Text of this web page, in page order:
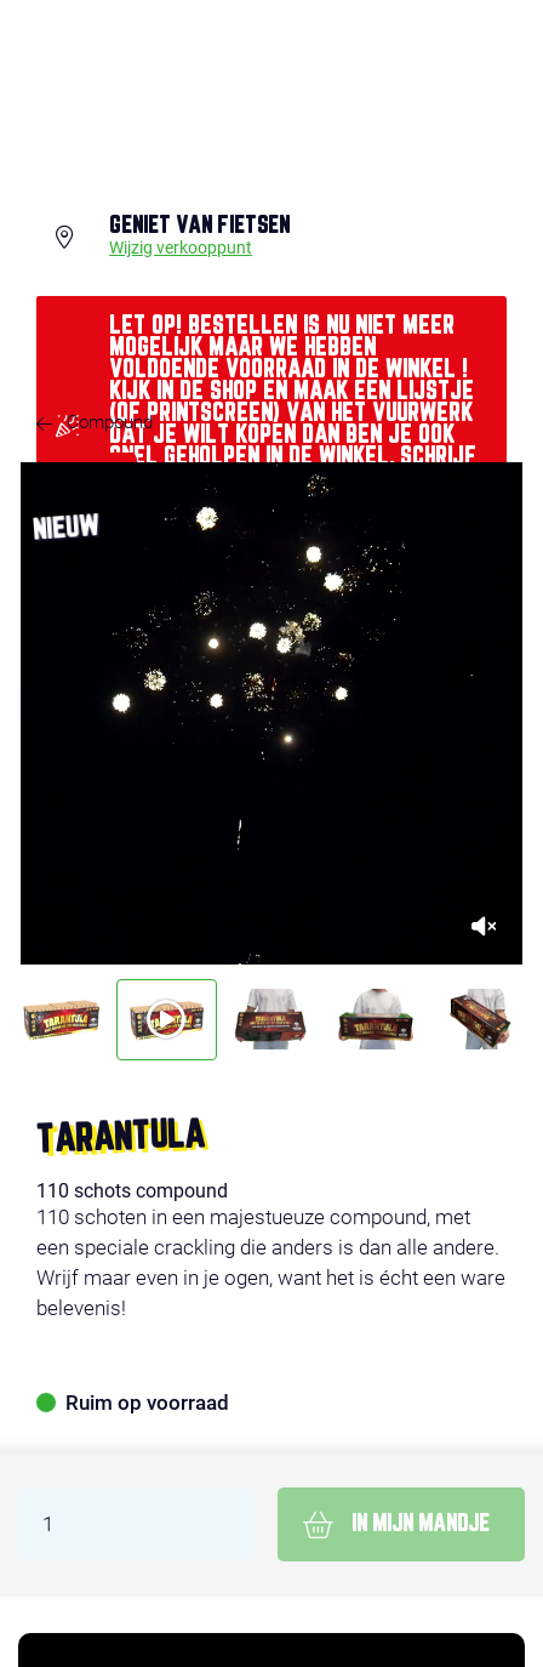
GENIET VAN FIETSEN
Wijzig verkooppunt
LET OP! BESTELLEN IS NU NIET MEER
MOGELIJK MAAR WE HEBBEN
VOLDOENDE VOORRAAD IN DE WINKEL !
KIJK IN DE SHOP EN MAAK EEN LIJSTJE
(OF PRINTSCREEN) VAN HET VUURWERK
DAT JE WILT KOPEN DAN BEN JE OOK
SNEL GEHOLPEN IN DE WINKEL. SCHRIJF
ARTIKELNR EN ARTIKELNAAM OP MET
HET AANTAL.....EEN OLIEBOL EN WAT
LEKKERS VOOR DE KIDS LIGT KLAAR !!
Compound
NIEUW
TARANTULA
110 schots compound
110 schoten in een majestueuze compound, met
een speciale crackling die anders is dan alle andere.
Wrijf maar even in je ogen, want het is écht een ware
belevenis!
Ruim op voorraad
IN MIJN MANDJE